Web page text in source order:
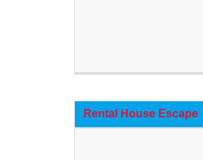
Rental House Escape